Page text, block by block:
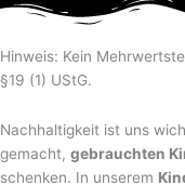
Hinweis: Kein
§19 (1) UStG.
Nachhaltigkeit ist uns
gemacht, gebrauchten
schenken. In unserem